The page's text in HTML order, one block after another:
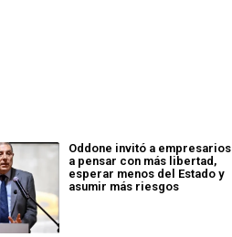
Oddone invitó a empresarios
a pensar con más libertad,
esperar menos del Estado y
asumir más riesgos